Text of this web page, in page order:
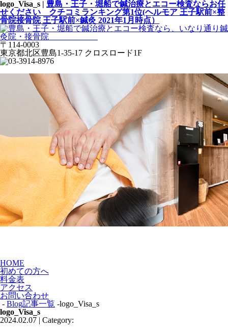
logo_Visa_s | 豊島・王子・堀船で鍼治療とエコー検査ならお任
せください クチコミランキング第1位(ヘルモア 王子駅前×整
骨院接骨院 王子駅前×鍼灸 2021年1月時点）
〒114-0003
東京都北区豊島1-35-17 クロスロード1F
HOME
初めての方へ
料金表
アクセス
お問い合わせ
- Blog記事一覧 -logo_Visa_s
logo_Visa_s
2024.02.07 | Category: